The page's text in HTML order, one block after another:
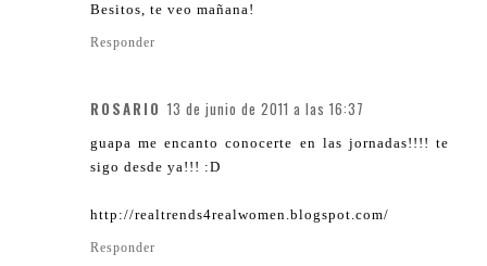
Besitos, te veo mañana!
Responder
ROSARIO 13 de junio de 2011 a las 16:37
guapa me encanto conocerte en las jornadas!!!! te
sigo desde ya!!! :D
http://realtrends4realwomen.blogspot.com/
Responder